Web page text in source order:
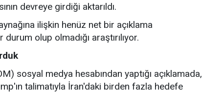
devreye girdiği aktarıldı.
ilişkin henüz net bir açıklama
olup olmadığı araştırılıyor.
sosyal medya hesabından yaptığı açıklamada,
talimatıyla İran'daki birden fazla hedefe